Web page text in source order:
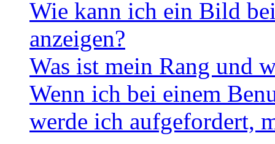
Wie kann ich ein Bild
anzeigen?
Was ist mein Rang und
Wenn ich bei einem
werde ich aufgefordert,